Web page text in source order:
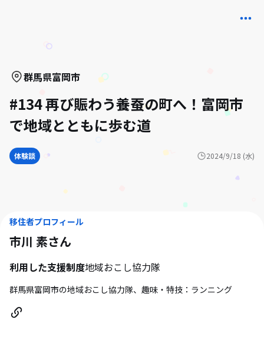
群馬県富岡市
#134 再び賑わう養蚕の町へ！富岡市
で地域とともに歩む道
体験談 2024/9/18 (水)
移住者プロフィール
市川 素さん
利用した支援制度地域おこし協力隊
群馬県富岡市の地域おこし協力隊、趣味・特技：ランニング